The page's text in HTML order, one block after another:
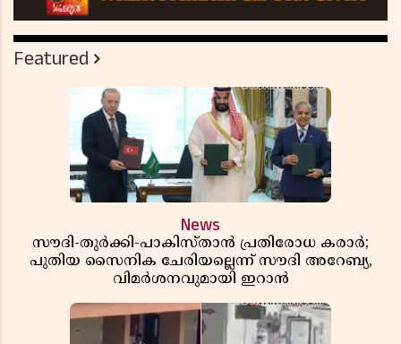
Featured
News
സൗദി-തുർക്കി-പാകിസ്താൻ പ്രതിരോധ കരാർ;
പുതിയ സൈനിക ചേരിയല്ലെന്ന് സൗദി അറേബ്യ,
വിമർശനവുമായി ഇറാൻ